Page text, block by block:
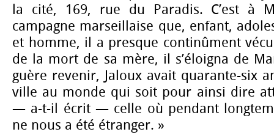
la cité, 169, rue du Paradis. C’est à
campagne marseillaise que, enfant,
et homme, il a presque continûment
de la mort de sa mère, il s’éloigna de
guère revenir, Jaloux avait quarante-six
ville au monde qui soit pour ainsi dire
— a-t-il écrit — celle où pendant
ne nous a été étranger. »